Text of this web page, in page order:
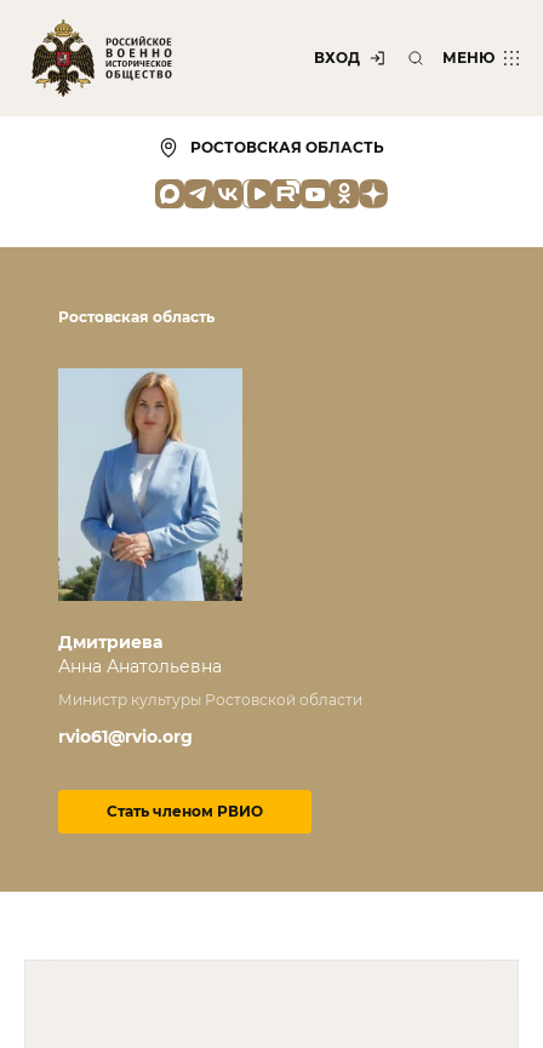
ВХОД МЕНЮ
РОСТОВСКАЯ ОБЛАСТЬ
Ростовская область
Дмитриева
Анна Анатольевна
Министр культуры Ростовской области
rvio61@rvio.org
Стать членом РВИО